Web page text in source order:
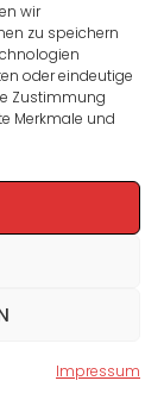
wir
zu speichern
oder eindeutige
Zustimmung
Merkmale und
Impressum